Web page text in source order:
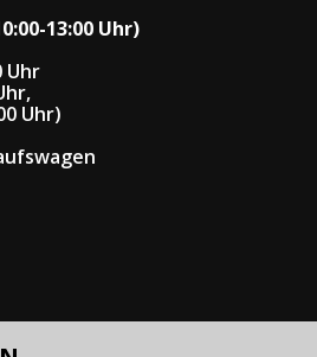
13:00 Uhr)
Uhr
Uhr)